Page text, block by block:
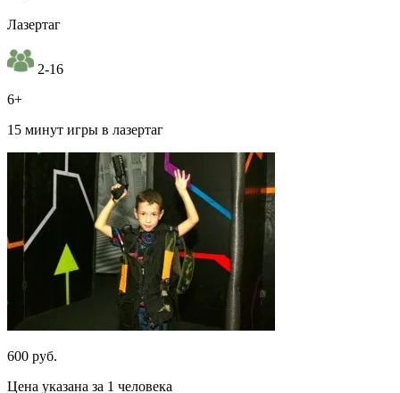
Лазертаг
2-16
6+
15 минут игры в лазертаг
600 руб.
Цена указана за 1 человека